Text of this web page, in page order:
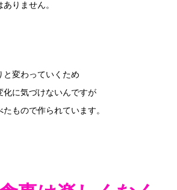
りません。
と変わっていくため
化に気づけないんですが
もので作られています。